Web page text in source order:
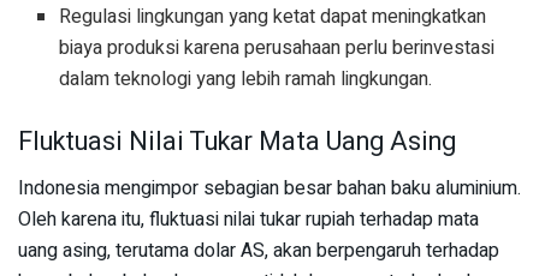
Regulasi lingkungan yang ketat dapat meningkatkan
biaya produksi karena perusahaan perlu berinvestasi
dalam teknologi yang lebih ramah lingkungan.
Fluktuasi Nilai Tukar Mata Uang Asing
Indonesia mengimpor sebagian besar bahan baku aluminium.
Oleh karena itu, fluktuasi nilai tukar rupiah terhadap mata
uang asing, terutama dolar AS, akan berpengaruh terhadap